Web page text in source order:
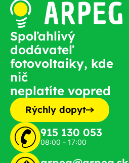
Spoľahlivý
dodávateľ
fotovoltaiky, kde
nič
neplatíte vopred
Rýchly dopyt
915 130 053
08:00 - 17:00